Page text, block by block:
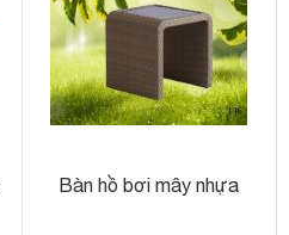
Bàn hồ bơi mây nhựa